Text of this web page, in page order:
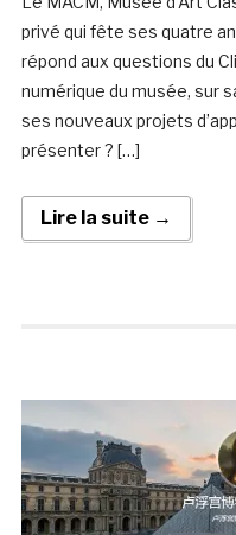
privé qui fête ses quatre
répond aux questions du
numérique du musée, sur
ses nouveaux projets
présenter ? […]
Lire la suite →